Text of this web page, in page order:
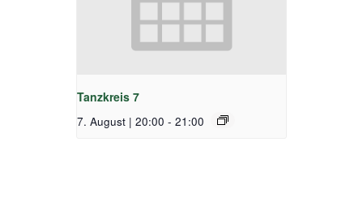
Tanzkreis 7
7. August | 20:00 - 21:00